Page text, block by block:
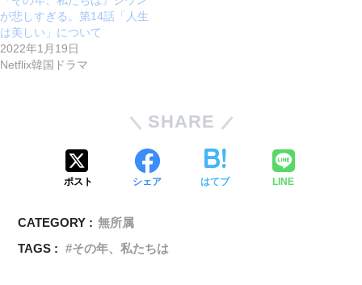
が悲しすぎる。第14話「人生
は美しい」について
2022年1月19日
Netflix韓国ドラマ
SHARE
ポスト シェア はてブ LINE
CATEGORY : 無所属
TAGS :
その年、私たちは